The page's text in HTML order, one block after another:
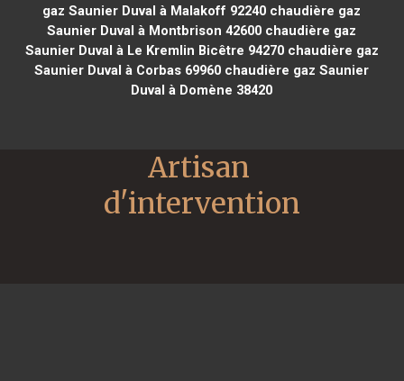
gaz Saunier Duval à Malakoff 92240 chaudière gaz
Saunier Duval à Montbrison 42600 chaudière gaz
Saunier Duval à Le Kremlin Bicêtre 94270chaudière gaz
Saunier Duval à Corbas 69960 chaudière gaz Saunier
Duval à Domène 38420
Artisan
d'intervention